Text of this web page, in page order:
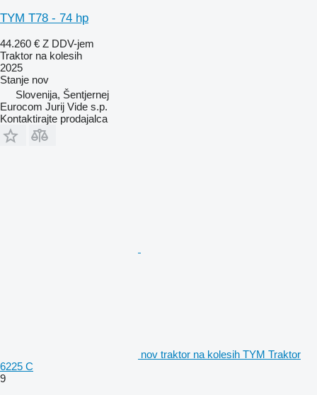
TYM T78 - 74 hp
44.260 € Z DDV-jem
Traktor na kolesih
2025
Stanje nov
Slovenija, Šentjernej
Eurocom Jurij Vide s.p.
Kontaktirajte prodajalca
nov traktor na kolesih TYM Traktor
6225 C
9